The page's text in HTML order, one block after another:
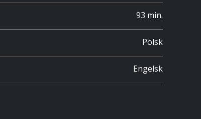
93 min.
Polsk
Engelsk